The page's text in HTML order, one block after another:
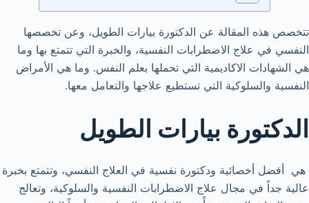
تتخصص هذه المقالة عن الدكتورة بيارات الطويل، وعن تخصصها
النفسي في علاج الاضطرابات النفسية، والخبرة التي تتمتع بها وما
هي الشهادات الاكاديمية التي تحملها بعلم النفس. وما هي الأمراض
النفسية والسلوكية التي تستطيع علاجها والتعامل معها.
الدكتورة بيارات الطويل
هي أفضل أخصائية ودكتورة نفسية في العلاج النفسي، وتتمتع بخبرة
عالية جداً في مجال علاج الاضطرابات النفسية والسلوكية، وتعالج